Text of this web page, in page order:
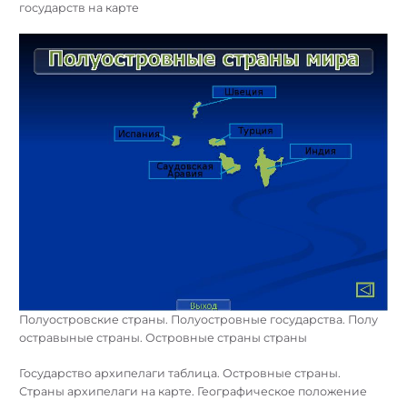
государств на карте
Полуостровские страны. Полуостровные государства. Полу
остравыные страны. Островные страны страны
Государство архипелаги таблица. Островные страны.
Страны архипелаги на карте. Географическое положение